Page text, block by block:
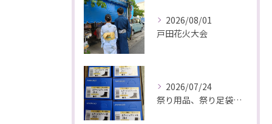
2026/08/01
戸田花火大会
2026/07/24
祭り用品、祭り足袋特価販売中